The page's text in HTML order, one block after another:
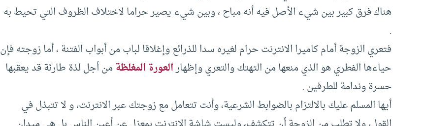
هناك فرق كبير بين شيء الأصل فيه أنه مباح ، وبين شيء يصير حراما لاختلاف الظروف التي تحيط به
.
فتعري الزوجة أمام كاميرا الانترنت حرام لغيره سدا للذرائع وإغلاقا لباب من أبواب الفتنة ، أما زوجته فإن
حياءها الفطري هو الذي منعها من التهتك والتعري وإظهارالعورة المغلظةمن أجل لذة طارئة قد يعقبها
حسرة وندامة للطرفين .
أيها المسلم عليك بالالتزام بالضوابط الشرعية، وأنت تتعامل مع زوجتك عبر الانترنت، و لا تتبذل في